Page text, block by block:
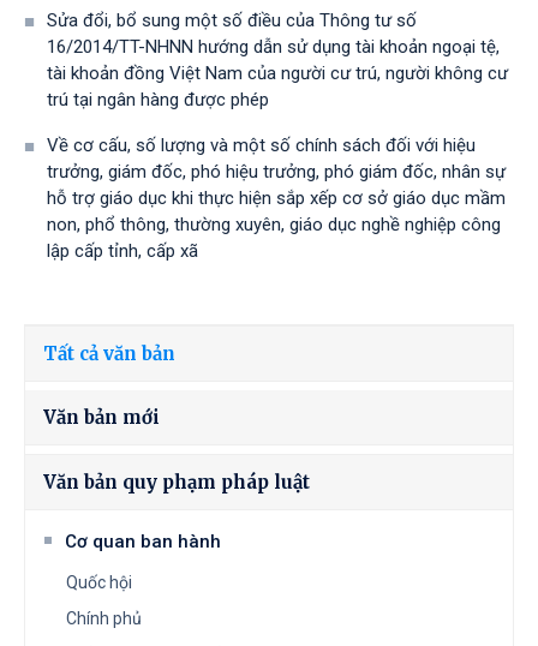
Sửa đổi, bổ sung một số điều của Thông tư số
16/2014/TT-NHNN hướng dẫn sử dụng tài khoản ngoại tệ,
tài khoản đồng Việt Nam của người cư trú, người không cư
trú tại ngân hàng được phép
Về cơ cấu, số lượng và một số chính sách đối với hiệu
trưởng, giám đốc, phó hiệu trưởng, phó giám đốc, nhân sự
hỗ trợ giáo dục khi thực hiện sắp xếp cơ sở giáo dục mầm
non, phổ thông, thường xuyên, giáo dục nghề nghiệp công
lập cấp tỉnh, cấp xã
Tất cả văn bản
Văn bản mới
Văn bản quy phạm pháp luật
Cơ quan ban hành
Quốc hội
Chính phủ